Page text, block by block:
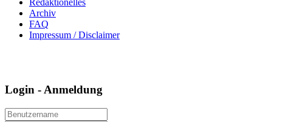
Archiv
FAQ
Impressum / Disclaimer
Login - Anmeldung